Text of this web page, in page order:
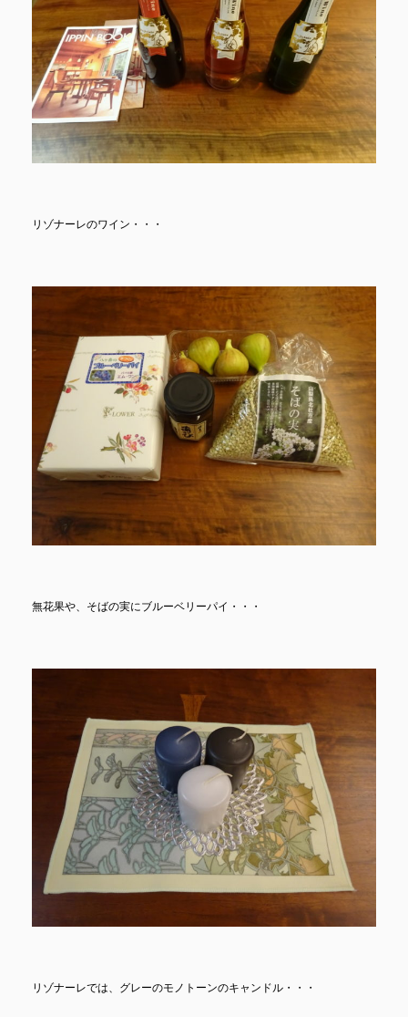
リゾナーレのワイン・・・
無花果や、そばの実にブルーベリーパイ・・・
リゾナーレでは、グレーのモノトーンのキャンドル・・・